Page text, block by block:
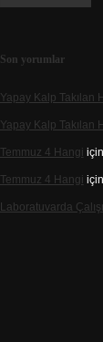
Son yorumlar
Yapay Kalp Takılan
Yapay Kalp Takılan
Temmuz 4 Hangi için
Temmuz 4 Hangi için
Laboratuvarda